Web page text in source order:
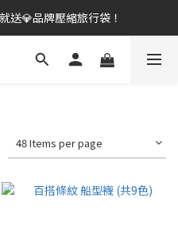
$149起】✨立即下單！
送💎品牌壓縮旅行袋！
✨WARX品牌質感杯袋！
48 Items per page